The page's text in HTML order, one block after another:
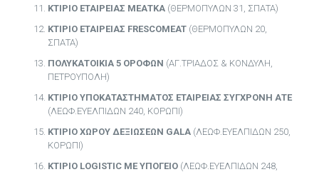
ΚΤΙΡΙΟ ΕΤΑΙΡΕΙΑΣ ΜΕΑΤΚΑ(ΘΕΡΜΟΠΥΛΩΝ 31, ΣΠΑΤΑ)
ΚΤΙΡΙΟ ΕΤΑΙΡΕΙΑΣ FRESCOMEAT(ΘΕΡΜΟΠΥΛΩΝ 20,
ΣΠΑΤΑ)
ΠΟΛΥΚΑΤΟΙΚΙΑ 5 ΟΡΟΦΩΝ (ΑΓ.ΤΡΙΑΔΟΣ & ΚΟΝΔΥΛΗ,
ΠΕΤΡΟΥΠΟΛΗ)
ΚΤΙΡΙΟ ΥΠΟΚΑΤΑΣΤΗΜΑΤΟΣ ΕΤΑΙΡΕΙΑΣ ΣΥΓΧΡΟΝΗ ΑΤΕ
(ΛΕΩΦ.ΕΥΕΛΠΙΔΩΝ 240, ΚΟΡΩΠΙ)
ΚΤΙΡΙΟ ΧΩΡΟΥ ΔΕΞΙΩΣΕΩΝ GALA(ΛΕΩΦ.ΕΥΕΛΠΙΔΩΝ 250,
ΚΟΡΩΠΙ)
ΚΤΙΡΙΟ LOGISTIC ΜΕ ΥΠΟΓΕΙΟ(ΛΕΩΦ.ΕΥΕΛΠΙΔΩΝ 248,